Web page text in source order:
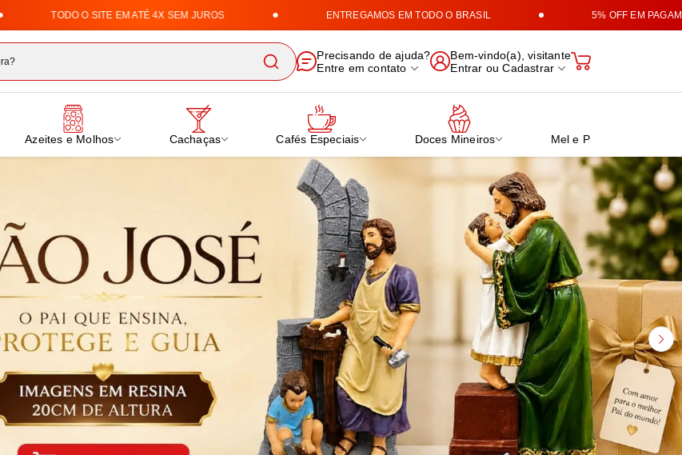
O SITE EM ATÉ 4X SEM JUROS ENTREGAMOS EM TODO O BRASIL 5% OFF EM PAGAMENTOS NO
Uai | Loja de Doces, Cafés e Produtos
Precisando de ajuda?
Entre em contato
Bem-vindo(a), visitante
Entrar ouCadastrar
Azeites e Molhos Cachaças Cafés Especiais Doces Mineiros Mel e Própolis Verde